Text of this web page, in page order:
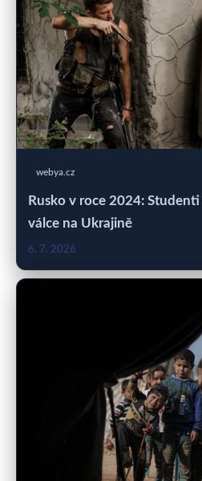
webya.cz
Rusko v roce 2024:
válce na Ukrajině
6. 7. 2026